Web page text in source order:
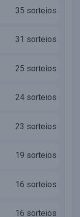
35 sorteios
31 sorteios
25 sorteios
24 sorteios
23 sorteios
19 sorteios
16 sorteios
16 sorteios